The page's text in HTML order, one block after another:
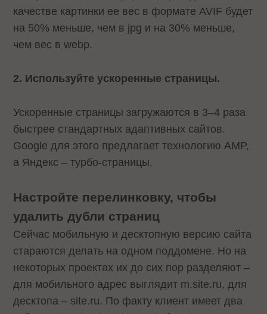
качестве картинки ее вес в формате AVIF будет
на 50% меньше, чем в jpg и на 30% меньше,
чем вес в webp.
2. Используйте ускоренные страницы.
Ускоренные страницы загружаются в 3–4 раза
быстрее стандартных адаптивных сайтов.
Google для этого предлагает технологию AMP,
а Яндекс – турбо-страницы.
Настройте перелинковку, чтобы
удалить дубли страниц
Сейчас мобильную и десктопную версию сайта
стараются делать на одном поддомене. Но на
некоторых проектах их до сих пор разделяют –
для мобильного адрес выглядит m.site.ru, для
десктопа – site.ru. По факту клиент имеет два